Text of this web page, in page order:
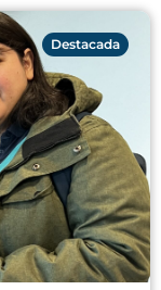
Destacada